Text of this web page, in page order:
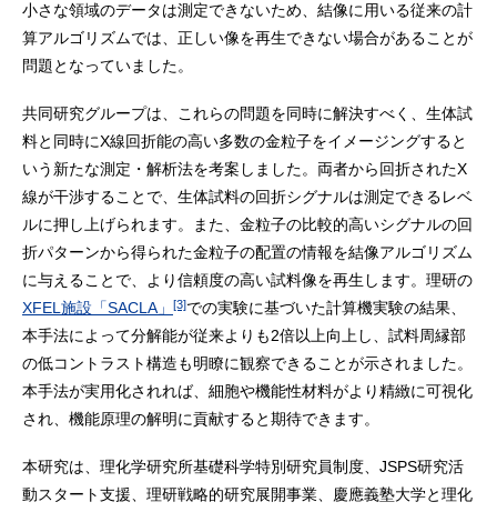
小さな領域のデータは測定できないため、結像に用いる従来の計
算アルゴリズムでは、正しい像を再生できない場合があることが
問題となっていました。
共同研究グループは、これらの問題を同時に解決すべく、生体試
料と同時にX線回折能の高い多数の金粒子をイメージングすると
いう新たな測定・解析法を考案しました。両者から回折されたX
線が干渉することで、生体試料の回折シグナルは測定できるレベ
ルに押し上げられます。また、金粒子の比較的高いシグナルの回
折パターンから得られた金粒子の配置の情報を結像アルゴリズム
に与えることで、より信頼度の高い試料像を再生します。理研の
XFEL施設「SACLA」
[3]での実験に基づいた計算機実験の結果、
本手法によって分解能が従来よりも2倍以上向上し、試料周縁部
の低コントラスト構造も明瞭に観察できることが示されました。
本手法が実用化されれば、細胞や機能性材料がより精緻に可視化
され、機能原理の解明に貢献すると期待できます。
本研究は、理化学研究所基礎科学特別研究員制度、JSPS研究活
動スタート支援、理研戦略的研究展開事業、慶應義塾大学と理化